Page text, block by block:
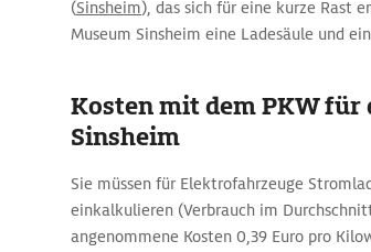
(Sinsheim), das sich für eine kurze Rast
Museum Sinsheim eine Ladesäule und
Kosten mit dem PKW für
Sinsheim
Sie müssen für Elektrofahrzeuge
einkalkulieren (Verbrauch im
angenommene Kosten 0,39 Euro pro